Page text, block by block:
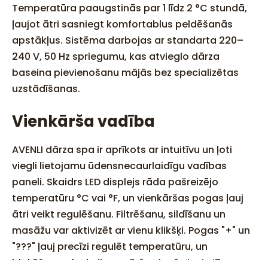
Temperatūra paaugstinās par 1 līdz 2 °C stundā,
ļaujot ātri sasniegt komfortablus peldēšanās
apstākļus. Sistēma darbojas ar standarta 220–
240 V, 50 Hz spriegumu, kas atvieglo dārza
baseina pievienošanu mājās bez specializētas
uzstādīšanas.
Vienkārša vadība
AVENLI dārza spa ir aprīkots ar intuitīvu un ļoti
viegli lietojamu ūdensnecaurlaidīgu vadības
paneli. Skaidrs LED displejs rāda pašreizējo
temperatūru °C vai °F, un vienkāršas pogas ļauj
ātri veikt regulēšanu. Filtrēšanu, sildīšanu un
masāžu var aktivizēt ar vienu klikšķi. Pogas "+" un
"???" ļauj precīzi regulēt temperatūru, un